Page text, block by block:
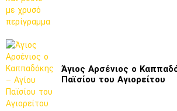
Άγιος Αρσένιος ο
Παϊσίου του Αγιορείτου